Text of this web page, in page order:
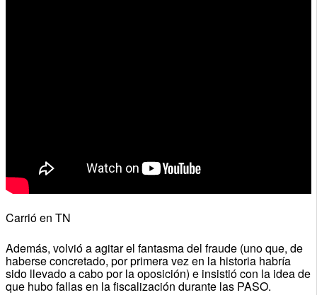
Carrió en TN
Además, volvió a agitar el fantasma del fraude (uno que, de
haberse concretado, por primera vez en la historia habría
sido llevado a cabo por la oposición) e insistió con la idea de
que hubo fallas en la fiscalización durante las PASO.